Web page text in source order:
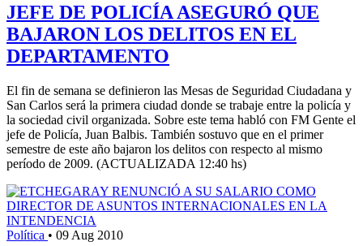
JEFE DE POLICÍA ASEGURÓ QUE
BAJARON LOS DELITOS EN EL
DEPARTAMENTO
El fin de semana se definieron las Mesas de Seguridad Ciudadana y
San Carlos será la primera ciudad donde se trabaje entre la policía y
la sociedad civil organizada. Sobre este tema habló con FM Gente el
jefe de Policía, Juan Balbis. También sostuvo que en el primer
semestre de este año bajaron los delitos con respecto al mismo
período de 2009. (ACTUALIZADA 12:40 hs)
Política • 09 Aug 2010